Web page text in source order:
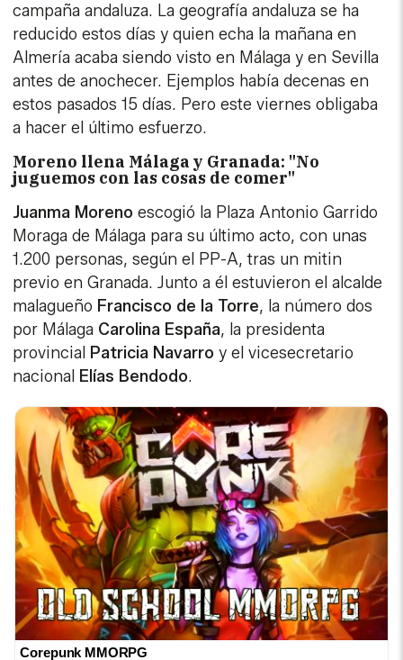
campaña andaluza. La geografía andaluza se ha
reducido estos días y quien echa la mañana en
Almería acaba siendo visto en Málaga y en Sevilla
antes de anochecer. Ejemplos había decenas en
estos pasados 15 días. Pero este viernes obligaba
a hacer el último esfuerzo.
Moreno llena Málaga y Granada: "No
juguemos con las cosas de comer"
Juanma Moreno escogió la Plaza Antonio Garrido
Moraga de Málaga para su último acto, con unas
1.200 personas, según el PP-A, tras un mitin
previo en Granada. Junto a él estuvieron el alcalde
malagueño Francisco de la Torre, la número dos
por Málaga Carolina España, la presidenta
provincial Patricia Navarroy el vicesecretario
nacional Elías Bendodo.
Corepunk MMORPG